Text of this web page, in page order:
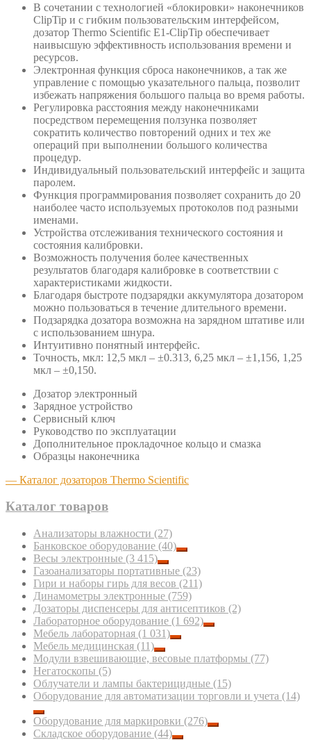
В сочетании с технологией «блокировки» наконечников
ClipTip и с гибким пользовательским интерфейсом,
дозатор Thermo Scientific E1-ClipTip обеспечивает
наивысшую эффективность использования времени и
ресурсов.
Электронная функция сброса наконечников, а так же
управление с помощью указательного пальца, позволит
избежать напряжения большого пальца во время работы.
Регулировка расстояния между наконечниками
посредством перемещения ползунка позволяет
сократить количество повторений одних и тех же
операций при выполнении большого количества
процедур.
Индивидуальный пользовательский интерфейс и защита
паролем.
Функция программирования позволяет сохранить до 20
наиболее часто используемых протоколов под разными
именами.
Устройства отслеживания технического состояния и
состояния калибровки.
Возможность получения более качественных
результатов благодаря калибровке в соответствии с
характеристиками жидкости.
Благодаря быстроте подзарядки аккумулятора дозатором
можно пользоваться в течение длительного времени.
Подзарядка дозатора возможна на зарядном штативе или
с использованием шнура.
Интуитивно понятный интерфейс.
Точность, мкл: 12,5 мкл – ±0.313, 6,25 мкл – ±1,156, 1,25
мкл – ±0,150.
Дозатор электронный
Зарядное устройство
Сервисный ключ
Руководство по эксплуатации
Дополнительное прокладочное кольцо и смазка
Образцы наконечника
— Каталог дозаторов Thermo Scientific
Каталог товаров
Анализаторы влажности (27)
Банковское оборудование (40)
Весы электронные (3 415)
Газоанализаторы портативные (23)
Гири и наборы гирь для весов (211)
Динамометры электронные (759)
Дозаторы диспенсеры для антисептиков (2)
Лабораторное оборудование (1 692)
Мебель лабораторная (1 031)
Мебель медицинская (11)
Модули взвешивающие, весовые платформы (77)
Негатоскопы (5)
Облучатели и лампы бактерицидные (15)
Оборудование для автоматизации торговли и учета (14)
Оборудование для маркировки (276)
Складское оборудование (44)